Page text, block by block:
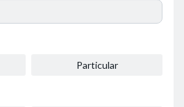
Particular